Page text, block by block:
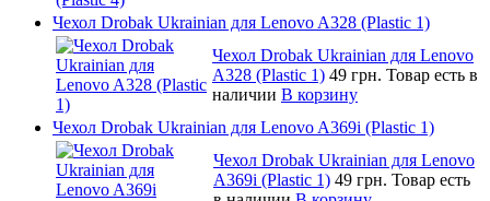
Чехол Drobak Ukrainian для Lenovo A328 (Plastic 1)
Чехол Drobak Ukrainian для Lenovo
A328 (Plastic 1) 49 грн. Товар есть в
наличии В корзину
Чехол Drobak Ukrainian для Lenovo A369i (Plastic 1)
Чехол Drobak Ukrainian для Lenovo
A369i (Plastic 1) 49 грн. Товар есть